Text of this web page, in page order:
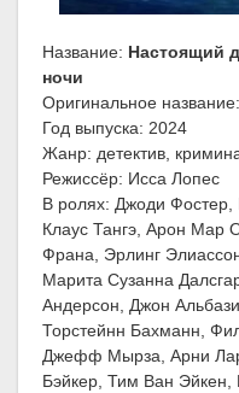
Название: Настоящий
ночи
Оригинальное название:
Год выпуска: 2024
Жанр: детектив,
Режиссёр: Исса Лопес
В ролях: Джоди Фостер,
Клаус Тангэ, Арон Мар
Франа, Эрлинг
Марита Сузанна
Андерсон, Джон
Торстейнн Бахманн,
Джефф Мырза, Арни
Бэйкер, Тим Ван